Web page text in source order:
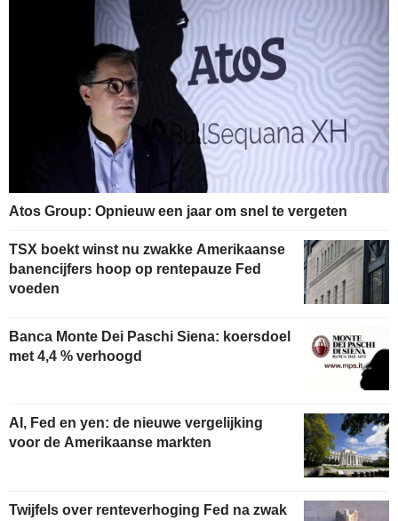
Atos Group: Opnieuw een jaar om snel te vergeten
TSX boekt winst nu zwakke Amerikaanse
banencijfers hoop op rentepauze Fed
voeden
Banca Monte Dei Paschi Siena: koersdoel
met 4,4 % verhoogd
AI, Fed en yen: de nieuwe vergelijking
voor de Amerikaanse markten
Twijfels over renteverhoging Fed na zwak